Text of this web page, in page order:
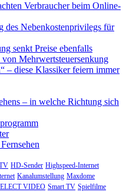
Verbraucher beim Online-
des Nebenkostenprivilegs für
senkt Preise ebenfalls
Mehrwertsteuersenkung
– diese Klassiker feiern immer
– in welche Richtung sich
HD-Sender Highspeed-Internet
Kanalumstellung Maxdome
VIDEO Smart TV Spielfilme